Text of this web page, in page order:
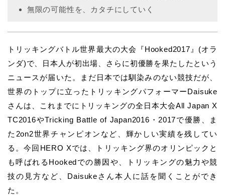
無限の可能性を、カタチにしていく
トリッキングバトル世界最大の大会『Hooked2017』(オラ
ンダ)で、日本人が初出場、さらに初優勝を果たしたという
ニュースが届いた。まだ日本では馴染みのない競技だが、
世界のトップに立ったトリッキングパフォーマーDaisuke
さんは、これまでにトリッキングの全日本大会All Japan X
TC2016やTricking Battle of Japan2016・2017で優勝、ま
た2on2世界チャンピオンなど、輝かしい実績を残してい
る。今回HERO Xでは、トリッキング界のオリンピックと
も呼ばれるHookedでの勝因や、トリッキングの魅力や競
技の見方など、Daisukeさん本人に話を聞くことができ
た。